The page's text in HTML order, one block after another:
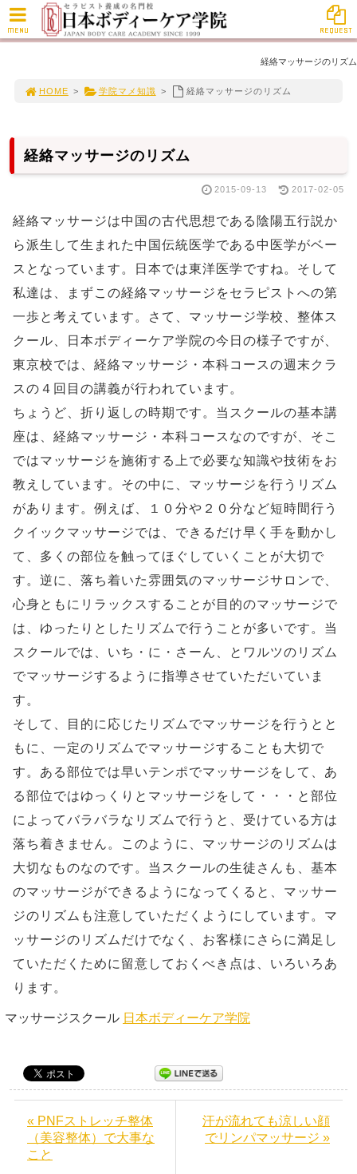
経絡マッサージのリズム
HOME > 学院マメ知識 > 経絡マッサージのリズム
経絡マッサージのリズム
2015-09-13 2017-02-05
経絡マッサージは中国の古代思想である陰陽五行説か
ら派生して生まれた中国伝統医学である中医学がベー
スとなっています。日本では東洋医学ですね。そして
私達は、まずこの経絡マッサージをセラピストへの第
一歩と考えています。さて、マッサージ学校、整体ス
クール、日本ボディーケア学院の今日の様子ですが、
東京校では、経絡マッサージ・本科コースの週末クラ
スの４回目の講義が行われています。
ちょうど、折り返しの時期です。当スクールの基本講
座は、経絡マッサージ・本科コースなのですが、そこ
ではマッサージを施術する上で必要な知識や技術をお
教えしています。その中に、マッサージを行うリズム
があります。例えば、１０分や２０分など短時間行う
クイックマッサージでは、できるだけ早く手を動かし
て、多くの部位を触ってほぐしていくことが大切で
す。逆に、落ち着いた雰囲気のマッサージサロンで、
心身ともにリラックスすることが目的のマッサージで
は、ゆったりとしたリズムで行うことが多いです。当
スクールでは、いち・に・さーん、とワルツのリズム
でマッサージするように指導させていただいていま
す。
そして、目的に応じたリズムでマッサージを行うとと
もに、一定のリズムでマッサージすることも大切で
す。ある部位では早いテンポでマッサージをして、あ
る部位ではゆっくりとマッサージをして・・・と部位
によってバラバラなリズムで行うと、受けている方は
落ち着きません。このように、マッサージのリズムは
大切なものなのです。当スクールの生徒さんも、基本
のマッサージができるようになってくると、マッサー
ジのリズムも注意していただくようにしています。マ
ッサージのリズムだけでなく、お客様にさらに満足し
ていただくために留意しておくべき点は、いろいろあ
ります。
マッサージスクール 日本ボディーケア学院
« PNFストレッチ整体
（美容整体）で大事な
こと
汗が流れても涼しい顔
でリンパマッサージ »
MENU REQUEST